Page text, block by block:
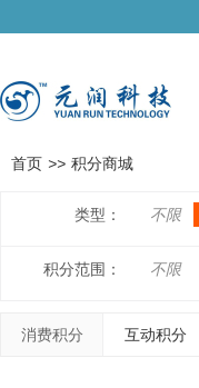
首页 >> 积分商城
类型： 不限
积分范围： 不限
消费积分
互动积分